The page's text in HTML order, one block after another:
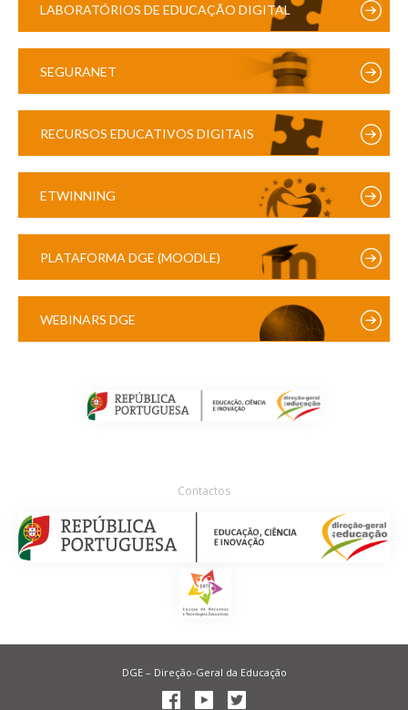
LABORATÓRIOS DE EDUCAÇÃO DIGITAL
SEGURANET
RECURSOS EDUCATIVOS DIGITAIS
ETWINNING
PLATAFORMA DGE (MOODLE)
WEBINARS DGE
Contactos
DGE – Direção-Geral da Educação